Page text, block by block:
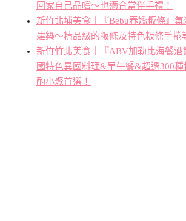
回家自己品嚐～也適合當伴手禮！
新竹北埔美食｜『Bebu春嬌粄條』
建築～精品級的粄條及特色粄條手捲
新竹竹北美食｜『ABV加勒比海餐酒
國特色異國料理&早午餐&超過300
酌小聚首選！